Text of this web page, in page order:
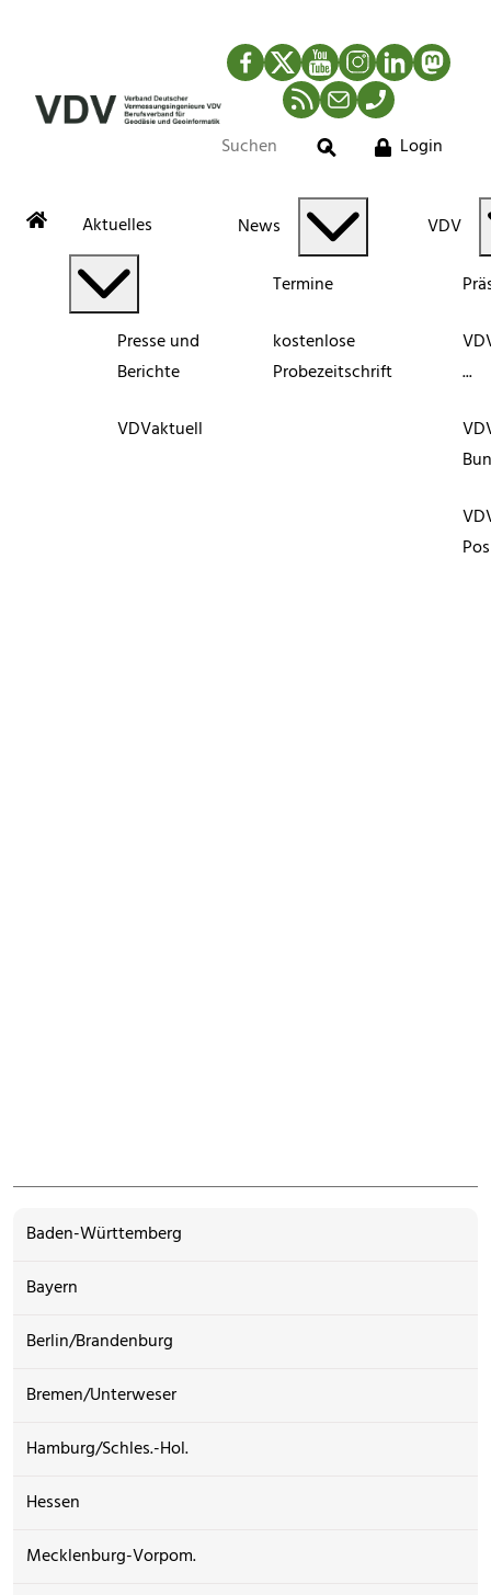
Facebook
TwitterYouTubeInstagram
LinkedIn
RSS-Newsfeed
MailTelefon
Suche
Login
Aktuelles
Presse und
Berichte
VDVaktuell
News
Termine
kostenlose
Probezeitschrift
VDV
...
Baden-Württemberg
Bayern
Berlin/Brandenburg
Bremen/Unterweser
Hamburg/Schles.-Hol.
Hessen
Mecklenburg-Vorpom.